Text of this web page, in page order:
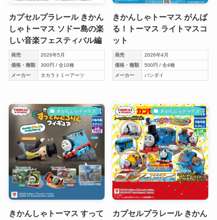
カプセルプラレール きかん
しゃトーマス ソドー島の楽
しい音楽フェスティバル編
発売
2026年5月
価格・種類
300円 / 全10種
メーカー
タカラトミーアーツ
きかんしゃトーマス がんば
る！トーマス ライトマスコ
ット
発売
2026年4月
価格・種類
500円 / 全4種
メーカー
バンダイ
きかんしゃトーマス
きかんしゃトーマス すって
きかんしゃトーマス
カプセルプラレール きかん